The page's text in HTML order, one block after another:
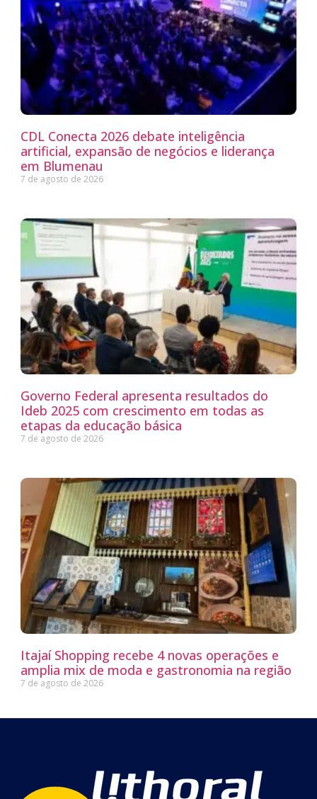
CDL Conecta 2026 debate inteligência
artificial, expansão de negócios e liderança
em Blumenau
7 de agosto de 2026
Governo Federal apresenta resultados do
Ideb 2025 com crescimento em todas as
etapas da educação básica
7 de agosto de 2026
Itajaí Shopping recebe 4 novas operações e
amplia mix de moda e gastronomia na região
7 de agosto de 2026